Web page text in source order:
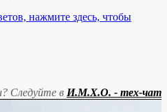
нажмите здесь, чтобы
Следуйте в И.М.Х.О. - тех-чат